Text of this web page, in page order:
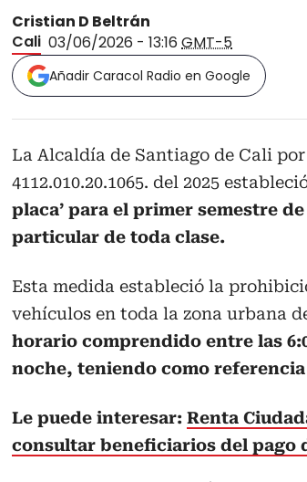
Cristian D Beltrán
Cali 03/06/2026 - 13:16 GMT-5
Añadir Caracol Radio en Google
La Alcaldía de Santiago de Cali
4112.010.20.1065. del 2025
placa’ para el primer semestre
particular de toda clase.
Esta medida estableció la
vehículos en toda la zona urbana
horario comprendido entre las
noche, teniendo como
Le puede interesar: Renta
consultar beneficiarios del pago